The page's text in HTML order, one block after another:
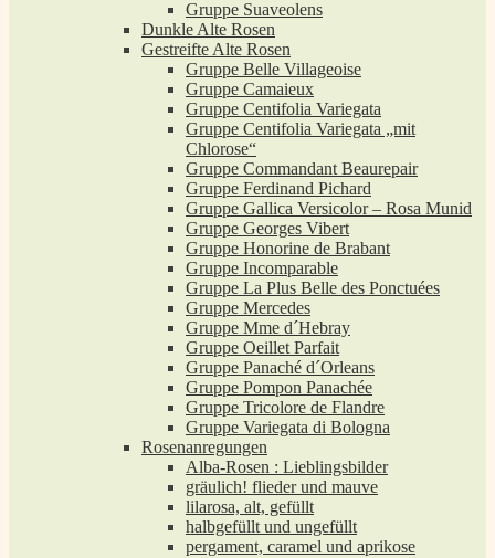
Gruppe Suaveolens
Dunkle Alte Rosen
Gestreifte Alte Rosen
Gruppe Belle Villageoise
Gruppe Camaieux
Gruppe Centifolia Variegata
Gruppe Centifolia Variegata „mit
Chlorose“
Gruppe Commandant Beaurepair
Gruppe Ferdinand Pichard
Gruppe Gallica Versicolor – Rosa Munid
Gruppe Georges Vibert
Gruppe Honorine de Brabant
Gruppe Incomparable
Gruppe La Plus Belle des Ponctuées
Gruppe Mercedes
Gruppe Mme d´Hebray
Gruppe Oeillet Parfait
Gruppe Panaché d´Orleans
Gruppe Pompon Panachée
Gruppe Tricolore de Flandre
Gruppe Variegata di Bologna
Rosenanregungen
Alba-Rosen : Lieblingsbilder
gräulich! flieder und mauve
lilarosa, alt, gefüllt
halbgefüllt und ungefüllt
pergament, caramel und aprikose